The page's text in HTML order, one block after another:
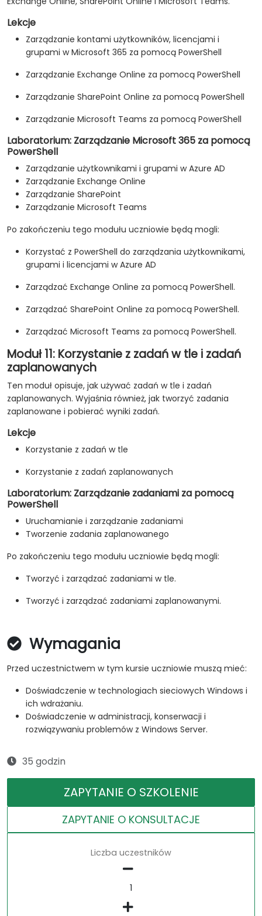
Lekcje
Zarządzanie kontami użytkowników, licencjami i
grupami w Microsoft 365 za pomocą PowerShell
Zarządzanie Exchange Online za pomocą PowerShell
Zarządzanie SharePoint Online za pomocą PowerShell
Zarządzanie Microsoft Teams za pomocą PowerShell
Laboratorium: Zarządzanie Microsoft 365 za pomocą
PowerShell
Zarządzanie użytkownikami i grupami w Azure AD
Zarządzanie Exchange Online
Zarządzanie SharePoint
Zarządzanie Microsoft Teams
Po zakończeniu tego modułu uczniowie będą mogli:
Korzystać z PowerShell do zarządzania użytkownikami,
grupami i licencjami w Azure AD
Zarządzać Exchange Online za pomocą PowerShell.
Zarządzać SharePoint Online za pomocą PowerShell.
Zarządzać Microsoft Teams za pomocą PowerShell.
Moduł 11: Korzystanie z zadań w tle i zadań
zaplanowanych
Ten moduł opisuje, jak używać zadań w tle i zadań
zaplanowanych. Wyjaśnia również, jak tworzyć zadania
zaplanowane i pobierać wyniki zadań.
Lekcje
Korzystanie z zadań w tle
Korzystanie z zadań zaplanowanych
Laboratorium: Zarządzanie zadaniami za pomocą
PowerShell
Uruchamianie i zarządzanie zadaniami
Tworzenie zadania zaplanowanego
Po zakończeniu tego modułu uczniowie będą mogli:
Tworzyć i zarządzać zadaniami w tle.
Tworzyć i zarządzać zadaniami zaplanowanymi.
Wymagania
Przed uczestnictwem w tym kursie uczniowie muszą mieć:
Doświadczenie w technologiach sieciowych Windows i
ich wdrażaniu.
Doświadczenie w administracji, konserwacji i
rozwiązywaniu problemów z Windows Server.
35 godzin
ZAPYTANIE O SZKOLENIE
ZAPYTANIE O KONSULTACJE
Liczba uczestników